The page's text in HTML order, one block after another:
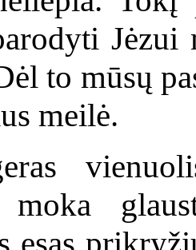
to mūsų
meilė.
moka
esąs